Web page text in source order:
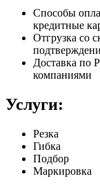
Способы
кредитные
Отгрузка со
Доставка по
компаниями
Услуги:
Резка
Гибка
Подбор
Маркировка